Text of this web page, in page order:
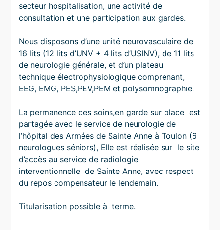
secteur hospitalisation, une activité de
consultation et une participation aux gardes.
Nous disposons d’une unité neurovasculaire de
16 lits (12 lits d’UNV + 4 lits d’USINV), de 11 lits
de neurologie générale, et d’un plateau
technique électrophysiologique comprenant,
EEG, EMG, PES,PEV,PEM et polysomnographie.
La permanence des soins,en garde sur place est
partagée avec le service de neurologie de
l’hôpital des Armées de Sainte Anne à Toulon (6
neurologues séniors), Elle est réalisée sur le site
d’accès au service de radiologie
interventionnelle de Sainte Anne, avec respect
du repos compensateur le lendemain.
Titularisation possible à terme.